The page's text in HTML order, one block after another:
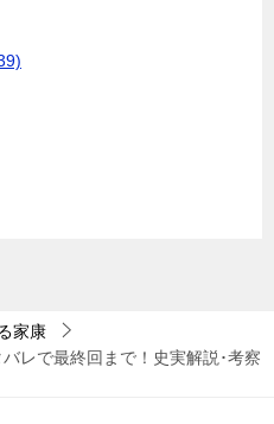
家康
レで最終回まで！史実解説･考察